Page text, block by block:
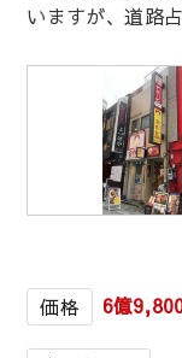
いますが、道路
価格 6億